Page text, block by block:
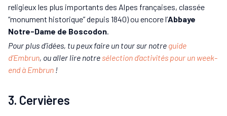
religieux les plus importants des Alpes françaises, classée
“monument historique” depuis 1840) ou encore l’Abbaye
Notre-Dame de Boscodon
Pour plus d’idées, tu peux faire un tour sur notre guide
d’Embrun, ou aller lire notre sélection d’activités pour un week-
end à Embrun !
3. Cervières